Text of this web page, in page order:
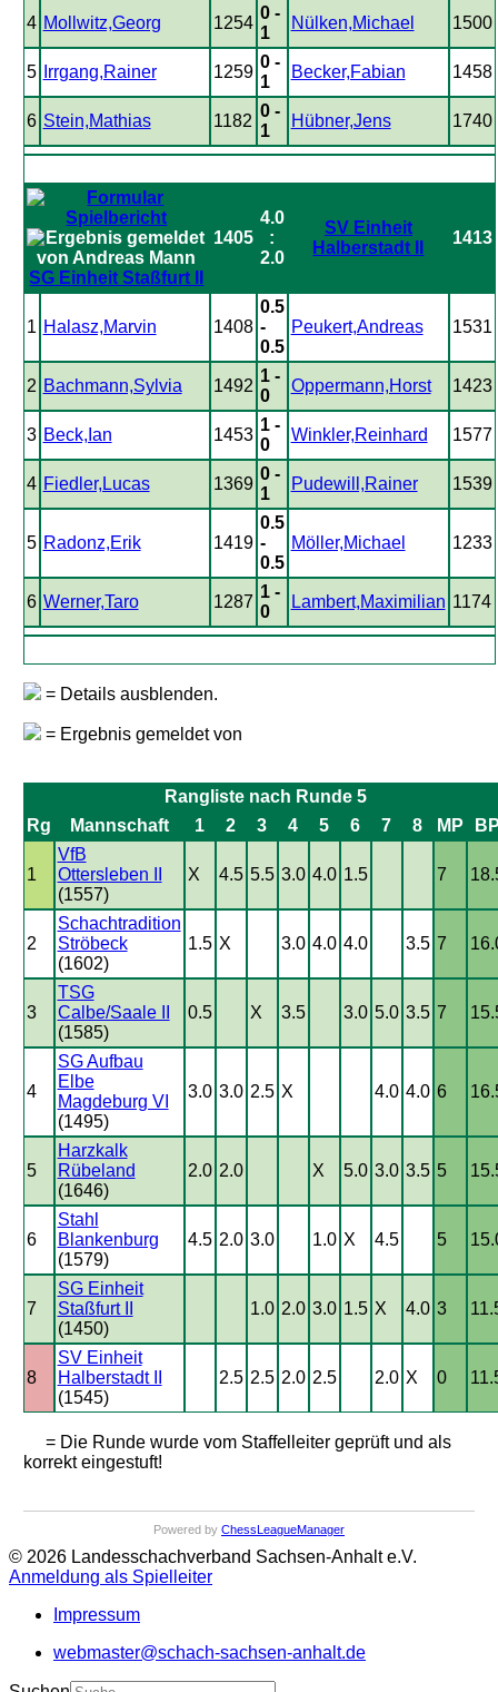
4 Mollwitz,Georg 1254
0 -
1
Nülken,Michael 1500
5 Irrgang,Rainer 1259
0 -
1
Becker,Fabian 1458
6 Stein,Mathias 1182
0 -
1
Hübner,Jens 1740
SG Einheit Staßfurt II
1405
4.0
:
2.0
SV Einheit
Halberstadt II
1413
1 Halasz,Marvin 1408
0.5
-
0.5
Peukert,Andreas 1531
2 Bachmann,Sylvia 1492
1 -
0
Oppermann,Horst 1423
3 Beck,Ian 1453
1 -
0
Winkler,Reinhard 1577
4 Fiedler,Lucas 1369
0 -
1
Pudewill,Rainer 1539
5 Radonz,Erik 1419
0.5
-
0.5
Möller,Michael 1233
6 Werner,Taro 1287
1 -
0
Lambert,Maximilian 1174
= Details ausblenden.
= Ergebnis gemeldet von
Rangliste nach Runde 5
Rg
Mannschaft 1 2 3 4 5 6 7 8 MP
1
VfB
Ottersleben II
(1557)
X 4.5 5.5 3.0 4.0 1.5 7
2
Schachtradition
Ströbeck
(1602)
1.5 X 3.0 4.0 4.0 3.5 7
3
TSG
Calbe/Saale II
(1585)
0.5 X 3.5 3.0 5.0 3.5 7
4
SG Aufbau
Elbe
Magdeburg VI
(1495)
3.0 3.0 2.5 X 4.0 4.0 6
5
Harzkalk
Rübeland
(1646)
2.0 2.0 X 5.0 3.0 3.5 5
6
Stahl
Blankenburg
(1579)
4.5 2.0 3.0 1.0 X 4.5 5
7
SG Einheit
Staßfurt II
(1450)
1.0 2.0 3.0 1.5 X 4.0 3
8
SV Einheit
Halberstadt II
(1545)
2.5 2.5 2.0 2.5 2.0 X 0
= Die Runde wurde vom Staffelleiter geprüft und als
korrekt eingestuft!
Powered by ChessLeagueManager
© 2026 Landesschachverband Sachsen-Anhalt e.V.
Anmeldung als Spielleiter
Impressum
webmaster@schach-sachsen-anhalt.de